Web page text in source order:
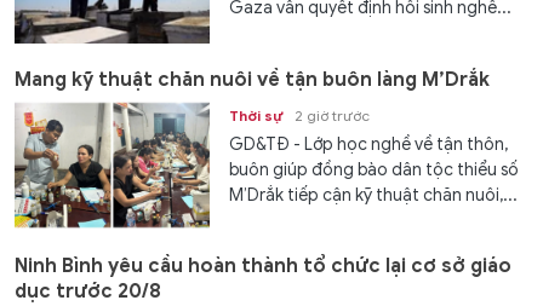
Gaza vẫn quyết định hồi sinh nghề...
Mang kỹ thuật chăn nuôi về tận buôn làng M’Drắk
Thời sự 2 giờ trước
GD&TĐ - Lớp học nghề về tận thôn,
buôn giúp đồng bào dân tộc thiểu số
M’Drắk tiếp cận kỹ thuật chăn nuôi,...
Ninh Bình yêu cầu hoàn thành tổ chức lại cơ sở giáo
dục trước 20/8